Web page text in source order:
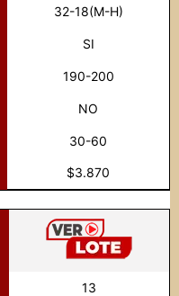
32-18(M-H)
SI
190-200
NO
30-60
$3.870
13